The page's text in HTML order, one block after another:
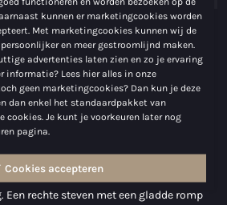
los
Configureer boot
Een modern instapmodel, maar
rechte steven met een gladde romp
kunnen er marketingcookies worden
Met marketingcookies kunnen wij de
en meer gestroomlijnd maken.
advertenties laten zien en zo je ervaring
informatie? Lees hier alles in onze
toch geen marketingcookies? Dan kun je deze
dan enkel het standaardpakket van
cookies. Je kunt je voorkeuren later nog
pagina.
Cookies accepteren